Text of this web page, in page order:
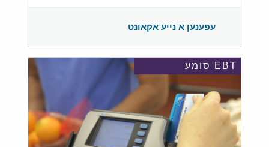
עפענען א נייע אקאונט
EBT סומע